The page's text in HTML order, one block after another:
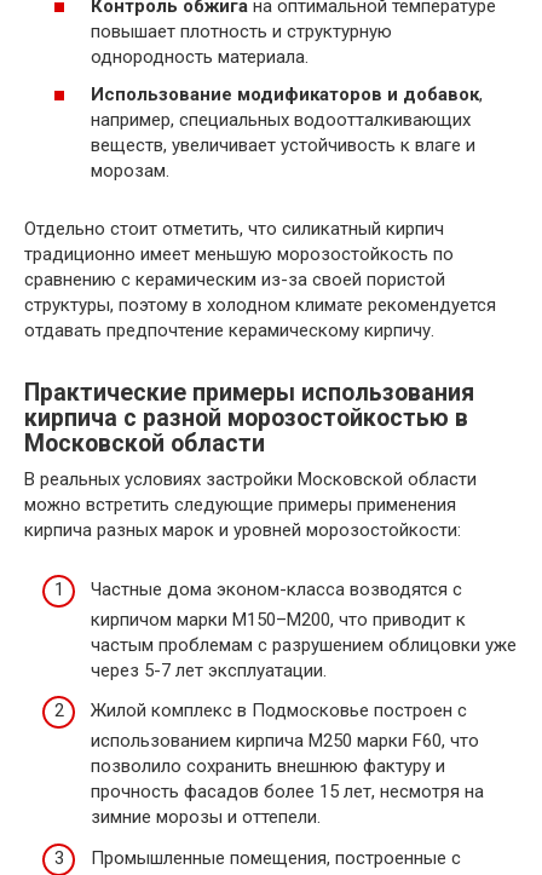
Контроль обжига на оптимальной температуре
повышает плотность и структурную
однородность материала.
Использование модификаторов и добавок,
например, специальных водоотталкивающих
веществ, увеличивает устойчивость к влаге и
морозам.
Отдельно стоит отметить, что силикатный кирпич
традиционно имеет меньшую морозостойкость по
сравнению с керамическим из-за своей пористой
структуры, поэтому в холодном климате рекомендуется
отдавать предпочтение керамическому кирпичу.
Практические примеры использования
кирпича с разной морозостойкостью в
Московской области
В реальных условиях застройки Московской области
можно встретить следующие примеры применения
кирпича разных марок и уровней морозостойкости:
Частные дома эконом-класса возводятся с
кирпичом марки М150–М200, что приводит к
частым проблемам с разрушением облицовки уже
через 5-7 лет эксплуатации.
Жилой комплекс в Подмосковье построен с
использованием кирпича М250 марки F60, что
позволило сохранить внешнюю фактуру и
прочность фасадов более 15 лет, несмотря на
зимние морозы и оттепели.
Промышленные помещения, построенные с